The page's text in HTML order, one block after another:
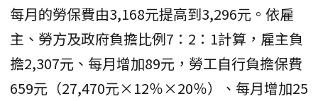
每月的勞保費由3,168元提高到3,296元。依雇
主、勞方及政府負擔比例7：2：1計算，雇主負
擔2,307元、每月增加89元，勞工自行負擔保費
659元（27,470元×12％×20％）、每月增加25